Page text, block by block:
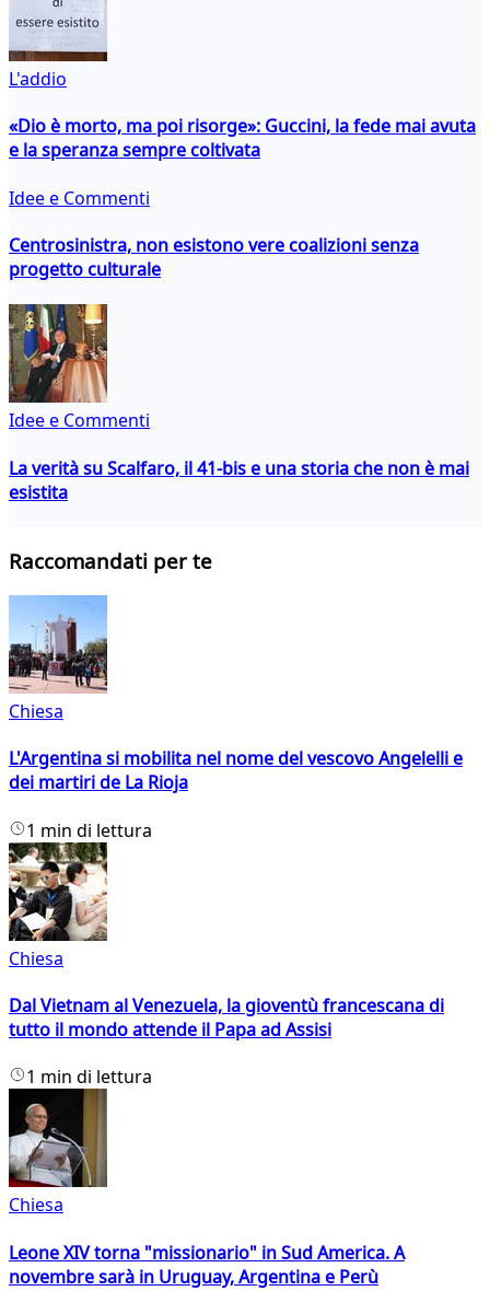
L'addio
«Dio è morto, ma poi risorge»: Guccini, la fede mai avuta
e la speranza sempre coltivata
Idee e Commenti
Centrosinistra, non esistono vere coalizioni senza
progetto culturale
Idee e Commenti
La verità su Scalfaro, il 41-bis e una storia che non è mai
esistita
Raccomandati per te
Chiesa
L'Argentina si mobilita nel nome del vescovo Angelelli e
dei martiri de La Rioja
1 min di lettura
Chiesa
Dal Vietnam al Venezuela, la gioventù francescana di
tutto il mondo attende il Papa ad Assisi
1 min di lettura
Chiesa
Leone XIV torna "missionario" in Sud America. A
novembre sarà in Uruguay, Argentina e Perù